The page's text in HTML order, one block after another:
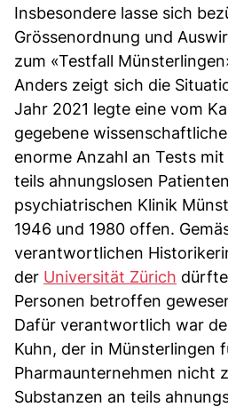
Insbesondere lasse sich
Grössenordnung und
zum «Testfall
Anders zeigt sich die
Jahr 2021 legte eine vom
gegebene
enorme Anzahl an Tests
teils ahnungslosen
psychiatrischen Klinik
1946 und 1980 offen.
verantwortlichen
der Universität Zürich
Personen betroffen
Dafür verantwortlich war
Kuhn, der in Münsterlingen
Pharmaunternehmen nicht
Substanzen an teils